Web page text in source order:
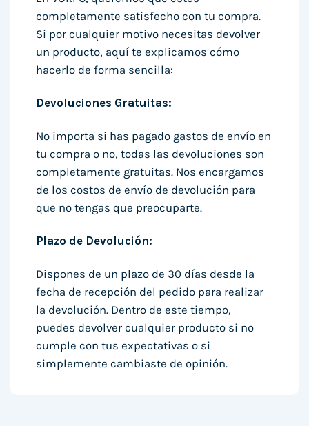
completamente satisfecho con tu compra.
Si por cualquier motivo necesitas devolver
un producto, aquí te explicamos cómo
hacerlo de forma sencilla:
Devoluciones Gratuitas:
No importa si has pagado gastos de envío en
tu compra o no, todas las devoluciones son
completamente gratuitas. Nos encargamos
de los costos de envío de devolución para
que no tengas que preocuparte.
Plazo de Devolución:
Dispones de un plazo de 30 días desde la
fecha de recepción del pedido para realizar
la devolución. Dentro de este tiempo,
puedes devolver cualquier producto si no
cumple con tus expectativas o si
simplemente cambiaste de opinión.